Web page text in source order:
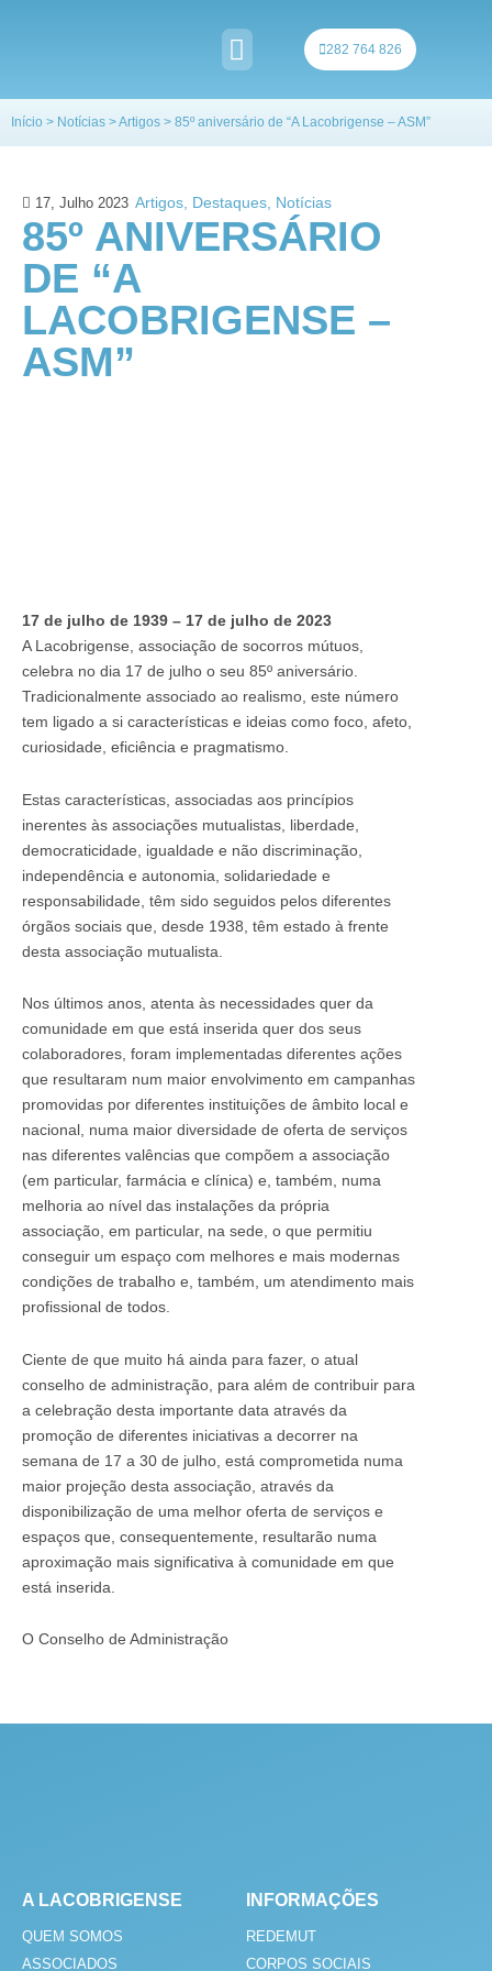
282 764 826
Início > Notícias >Artigos > 85º aniversário de “A Lacobrigense – ASM”
17, Julho 2023 Artigos Destaques Notícias
85º ANIVERSÁRIO
DE “A
LACOBRIGENSE –
ASM”
17 de julho de 1939 – 17 de julho de 2023
A Lacobrigense, associação de socorros mútuos,
celebra no dia 17 de julho o seu 85º aniversário.
Tradicionalmente associado ao realismo, este número
tem ligado a si características e ideias como foco, afeto,
curiosidade, eficiência e pragmatismo.
Estas características, associadas aos princípios
inerentes às associações mutualistas, liberdade,
democraticidade, igualdade e não discriminação,
independência e autonomia, solidariedade e
responsabilidade, têm sido seguidos pelos diferentes
órgãos sociais que, desde 1938, têm estado à frente
desta associação mutualista.
Nos últimos anos, atenta às necessidades quer da
comunidade em que está inserida quer dos seus
colaboradores, foram implementadas diferentes ações
que resultaram num maior envolvimento em campanhas
promovidas por diferentes instituições de âmbito local e
nacional, numa maior diversidade de oferta de serviços
nas diferentes valências que compõem a associação
(em particular, farmácia e clínica) e, também, numa
melhoria ao nível das instalações da própria
associação, em particular, na sede, o que permitiu
conseguir um espaço com melhores e mais modernas
condições de trabalho e, também, um atendimento mais
profissional de todos.
Ciente de que muito há ainda para fazer, o atual
conselho de administração, para além de contribuir para
a celebração desta importante data através da
promoção de diferentes iniciativas a decorrer na
semana de 17 a 30 de julho, está comprometida numa
maior projeção desta associação, através da
disponibilização de uma melhor oferta de serviços e
espaços que, consequentemente, resultarão numa
aproximação mais significativa à comunidade em que
está inserida.
O Conselho de Administração
A LACOBRIGENSE
QUEM SOMOS
ASSOCIADOS
INFORMAÇÕES
REDEMUT
CORPOS SOCIAIS